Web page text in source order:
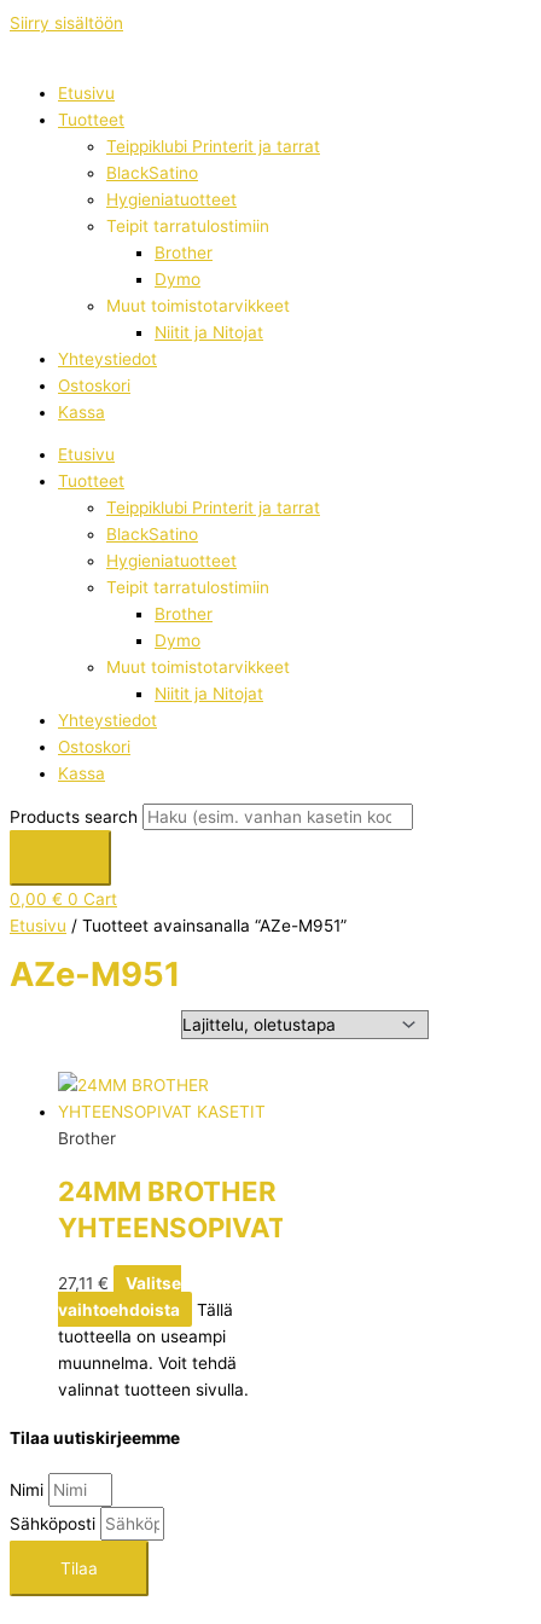
Siirry sisältöön
Etusivu
Tuotteet
Teippiklubi Printerit ja tarrat
BlackSatino
Hygieniatuotteet
Teipit tarratulostimiin
Brother
Dymo
Muut toimistotarvikkeet
Niitit ja Nitojat
Yhteystiedot
Ostoskori
Kassa
Etusivu
Tuotteet
Teippiklubi Printerit ja tarrat
BlackSatino
Hygieniatuotteet
Teipit tarratulostimiin
Brother
Dymo
Muut toimistotarvikkeet
Niitit ja Nitojat
Yhteystiedot
Ostoskori
Kassa
Products search
0,00 € 0 Cart
Etusivu / Tuotteet avainsanalla “AZe-M951”
AZe-M951
Brother
24MM BROTHER
YHTEENSOPIVAT
KASETIT
27,11 €
Valitse
vaihtoehdoista
Tällä
tuotteella on useampi
muunnelma. Voit tehdä
valinnat tuotteen sivulla.
Tilaa uutiskirjeemme
Nimi
Sähköposti
Tilaa